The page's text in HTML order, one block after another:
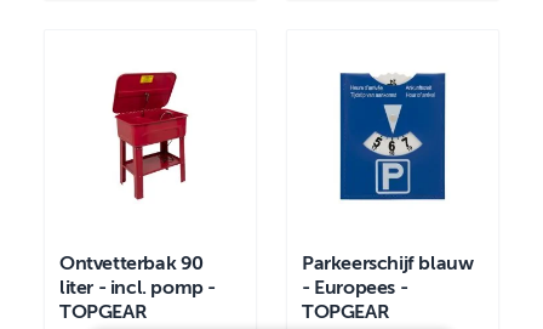
Ontvetterbak 90
liter - incl. pomp -
TOPGEAR
Parkeerschijf blauw
- Europees -
TOPGEAR